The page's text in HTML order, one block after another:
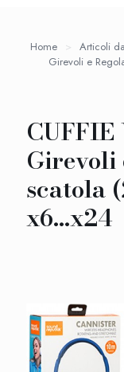
Home > Articoli
Girevoli e
scatola
x6…x24